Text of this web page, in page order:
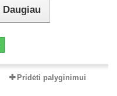
Daugiau
Pridėti palyginimui